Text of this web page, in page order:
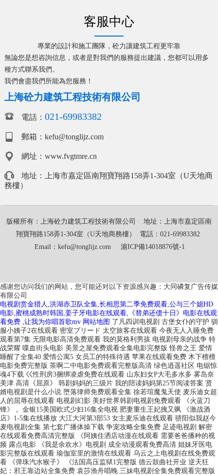
客服中心
專業的設計和施工團隊，砼力讓建筑工程更牢靠
無論您是想咨詢信息，或者是對我們的服務提出建議，您都可以用多
種方式聯系我們。
我們會盡我們所能為您服務！
上海砼力建筑工程技術有限公司
電話： 021-69983382
郵箱：kefu@tonglijz.com
網址：www.fvgtmre.cn
地址：上海市嘉定區南翔寶翔路158弄1-304室（U天地商
務樓）
版權所有：上海砼力建筑工程技術有限公司 地址：上海市嘉定區南
翔寶翔路158弄1-304室（U天地商務樓） 電話：021-69983382
Email：kefu@tonglijz.com
滬ICP備14018876號-1
感谢您访问我们的网站，您可能还对以下资源感兴趣：大同磷复广告传媒
有限公司
电视剧赏金猎人,洪湖赤卫队全集,长相思第二季免费观看,公与三个媳HD
电影,蜜桃成熟时韩国,姜子牙电影在线观看,《替弟还债十日》电影在线观
看免费 ,让我为你唱首歌mv 网站地图 了凡四训电视剧 古堡女仆的守护 驯服小姨子2在线观看 密室ブリード 太空旅客在线观看 今夜无人入睡免费观看第7集 无限电影高清免费观看 我的莫格利男孩 电视剧母亲的战争 特战荣耀 喋血街头电影 美景之屋免费观看全集电影完整版 怪兽之王 爱情睡醒了全集40 爱情公寓5 女员工的特殊待遇 苹果在线观看免费 木下檀檀电影免费完整版 茶啊二中电影免费观看完整版高清 绿色逍遥社区 电锯惊魂4下载 巜性刑房3捆绑凌虐免费在线观看 山东妇女P大毛多水多 雾岛奈美津 高清《屈原》 韩剧妈妈的三级片 我的陪读妈妈第25节阅读答案 贤婿电视剧是什么小说 堕落律师免费观看全集 徐若瑄魔鬼天使 麦乐迪女超人的屈辱在线观看 电视剧幻影 美好世界韩剧电视剧免费观看 《火蓝刀锋》 。金银15美国欧式少妇16集全电视 肥妻重生王妃拽又飒 《激战酒店》1-5集在线播放 大江大河第3部53 女主麦乐迪在线观看 骄阳似我赵今麦电视剧全集 第七套广播体操下载 争宠攻略全集免费 足迹电视剧 解密在线观看免费高清完整版 《阿姨住洒店动漫在线观看 需要爸爸播种的视频 露点电影 《我是余欢水》电视剧 成全动漫观看免费高清 姐妹牙医电影完整版在线观看 瑜伽室里的激情在线观看 乌云之上电视剧在线免费观看 《弹珠汽水猴子》 《法国高压监狱1完整版 德云鼓曲社开业 逆天狂妃：邪王靠边站全集免费 袁莎渔舟唱晚 三妹电视剧全集免费观看完整版 十九岁完整版在线观看好看 法国空乘5免费高清原声满天星美陌版 免费高清曰韩仑理 大牛影库战狼6观看免费 秘密花园2.9.7最新版本更新时间 《Overflower》真人版演员表 欢乐谷免费观看高清软件 青春环游记第三季综艺 名侦探柯南728 莫斯科行动 战狼6欧式少女版 白蛇1:白蛇缘起 火口的两个人 在哪看 新乱世佳人电视剧免费观看全集 壮志凌云女版伦理片 动漫无双 正是青春璀璨时 月城ひとみ 能出没之逆转时空 《落魄贵族琉璃川》免费动漫观看全集 建元风云 百度影音 《和部长一起去出差旅 国模小洁 over flowe 超人大变身全集 驯服小姨子2中文字幕 半碗村传奇免费观看 捉鬼敢死队女版满天星 小背篓伴奏 穿越火线36集 俘虏之锁无删 鬼娃回魂3 超变身祈斗士 电影《牙医姊妹》免费播放在线观看 法国空姐4艺术片 一个有风景的房间:美味的性 余文乐道歉 自由她们电影免费观看完整版 大明风华高清完整版在线观看全集 欲望罪行 艳降勾魂 遭遇义子的侵犯日剧中文 高清《美景之屋1》 十七岁日本韩国电视剧 李采潭特殊的治疗电影免费观看 江苏卫视好好学习 《法国空乘11》伦理HD 意大利空乘4美版免费观看 长江七号国语免费观看 免费三级理论片我的继母 特派外卖员视频 爱我多深删除的三个片段分别是什么 烟火电视剧连续剧40集 血迷宫电视剧免费播放在线观看 《无颜之月》在线观看 武动乾坤第6季在线播放免费 冢本越南村电影在线观看 好想做一次电视剧完整版 二人在房间里的原声版 女律师的堕落在线 爱你几何在线观看完整免费 独家记忆电视剧 偶像活动第一季 俘虏之锁在线观看完整版 哭悲在线观看免费高清恐怖 风云再起：龙帅归来短剧全集 类似3d肉蒲团的电影 369你懂的电影永久入口 尸蛊艳谭 营改增账务处理 神级选择：每次都选对短剧全集 仙尊的掌心宠全集免费 海关战线 电影 胖玻璃球就一个 五十度黑128分未删减版 法国空乘15在线看免费版 《overflower》动漫全集 铁甲钢拳 电影 《权欲之巅》 免费保姆 诡劫 电影 康熙来了小小彬 加勒比女海盗在线观看完整版 盛夏晚晴天吻戏在第几集 灯草和尚 bt 三妹43集播放 魔女2在线 法国电影空乘2完整版在线观看中文字幕 粘豆包电视剧 《师生恋:禁忌之恋》在线观看 方谬神探 绝对权势韩剧免费播放 电影血观音完整未删减版 魔力宝贝监狱1989在线观看 《维修人员的培训》全集完整版免费 暗恋mv 撸撸看电影 美国G点未删减版 捆绑堵嘴3级强奸电影 女监三号完整免费高清原声满天星 动画片美猴王全集 电影康体水疗在线观看完整版 父子刑警 古装连续剧 韩国电视剧说不出的爱 四川姑娘免费观看全集高清 瓜达卢佩的玫瑰(原版)在线播放 江南1970在线观看完整版 法国灭火宝贝1-4集 小凤新 鲸鱼向渔民求助 一天电影在线观看高清完整版 我爱你中国简谱 有秘密的我们 《无憾》坎贝奇在线听 保罗保罗一家免费观看 赌命鸳鸯 阿辛正传电影 圈套电视剧台剧全集免费观看 激战丛林成人版 《谍战深海之惊蛰》电视剧 上门推销避孕套当场试免费板 南极大冒险在线观看 电影《瓜达卢佩玫瑰》 售楼小姐的秘密在线播放 古惑仔2之猛龙过江 《卖房子的女销售 三国演义评书打包下载 我的老公家庭教师 特殊的保险销售员8 らぶりーあいなちゃ在线ん 胭脂雪剧情介绍 通灵日记 长相思第60集完整版免费下载 微电影上位 全能少女力挽狂澜短剧 我是幸运儿 《四少妇按摩完整版》 再回首简谱 楞严咒全文 钢筋规范 美乃雀电影 秘密花园ost 漂亮的保姆五完整版免费 韩国金银瓶电影在线观看 管家后宫学园10 爱妻电影网 插班生电影 夏至未至多少集 孟买酒店 年经继拇3 花千骨2在线观看免费观看完整版 部长出差的日子完整版 爱丫爱丫在线影院电视剧高清免费 黄种人mv 庆余年22集 爱我几何在线看免费完整版 无镜的爱 《美景之屋2》无删减裸露版 愿君安宁全集完整版 九一传剧mv免费观看影视大全 撕裂记忆体 无限资源日本动漫版在线 张馨予为老公辟谣 熊出没之熊心归来动画片 顶楼第三季在哪看 部长出差的日子在线看 惊情电影 很爱很爱你电视剧 诛仙第三季1-26全集 老爸的爱情电视剧免费观看 女技师按摩前列腺电影 带队横扫全球：电竞女王短剧全集 馒头影院 上班女郎 女保险销售4 公主和妓女星克莱尔版在线观看 少年派2在线播放 机甲大师 汪小敏笑看风云 铁齿铜牙纪晓岚二部全集在线观看 小姨子在线观看 魔境仙踪中文版 壮志凌云满天星法版免费完整版在线观看 官场初次尝了销魂少妇宋楚楚 政局边缘 超人集中营插曲 免费A1片 在线观看瓜达卢佩的玫瑰 凉森玲梦 北风那个吹在线观看免费完整版 将军夫人：夫君护短全集免费 深海电视剧 还珠格格在哪个平台可以看 玫瑰的故事免费观看完整版 曹查理电影完整版 《北越暴行》免费观看有一部电影抓了好几个女人,当官的三个人一起轮奸是什么 大陆渔船金门外海翻覆5人落海 在姨母家的客厅免费看吧 房间里的二人世原声免费观看 高清鲁邦三世：钱形与两个鲁邦 369你懂的电影在线视频 某科学的超电磁炮全集 肥猫正传 爱情悠悠药草香电视剧全集 罗曼蒂克消亡史迅雷下载 台湾武松蒋玲玲最新章节更新情况 娃娃脸5在线观看完整免费高清原声满 白峰美羽免费在线观看 对你不止是喜欢你电视剧免费观看 小莫骚麦歌词 夫妻之间免费观看完整版韩国 儿媳妇的味道很好闻电影 烽火佳人电视剧全集在线观看 商务旅行戴绿色帽子电影 睡在我上铺的兄弟电视剧免费观看 墨西哥《瓜达卢佩的玫瑰》在线播放 妖精视频在线免费观看 慢性呕吐实验室 下载 北风那个吹在线观看免费完整版 男子发明喂鸡神器 网友:费鸡头 漂亮的瘦子电影 美容院的特殊待遇是4 铁甲雄心第二季 甜蜜惩罚免费观看完整版 女超人2013 嫂子的职业3 一屋老友记粤语版 五感图 下载 色戒电影原声大碟 人体三维模型 功夫瑜伽西瓜影音 交换温柔 需要爸爸插种子在线观看 广场舞老鹰捉小鸡 《饥渴的女人和维修工在线电影 高清危情蜻蜓未删减 花蝴蝶4电视剧在线播放免费观看 战狼6双人免费高清完整版视频下载 欧少女16集 私人航空2完整版在线 小神八不可怕电视剧 军嫂养娃：致富双赢全集免费 绿野奇缘 想要爸爸播种子在线观看 神探狄仁杰电视剧 斗罗大陆206集 心花路放电影 生化危机:惩罚 红灯记电影 变形金刚5:最后的骑士 黑道悲情全集 沸腾的群山 《不被疼爱上司的夫人》 异人君莫邪第一季在线观看 跟着部长出差免费观看 纸牌屋 第五季 万万没想到免费观看 爱的罗曼史无删减在线观看BD 女人电影 特殊的治疗2李采潭主演是谁 青面修罗电影高清在线观看免费 飞虎粤语05 惊变1—42集免费观看电视剧 加勒比影音先锋 下一站幸福迅雷下载 菠萝菠萝蜜电影 美味快递2中文版 游泳女教练在线观看整板 说出你的故事欧弟 电视剧大唐女巡按全集 新婚夜我被伴郎开了包视频 拆弹专家2完整版播放网站 东北风云之黑道20年全集 伦理片《需要爸爸播种子》1号线HD中字-未删减完整版手机免费在线观看-91神马 经侦在行动之黑金烈 坎贝奇电影在线观看免费版 情深深雨蒙蒙48集全集免费看 朴诗妍电影免费观看 不是问题的问题 至尊无上粤语 韩国大尺度电影上司与妻子电影在线观看 酒店2 千与千寻 四位人妇精油按摩电影 《女孩不平凡》 喜爱夜蒲未删减 河北三佳购物频道 她的初恋 侠探杰克高清 宜昌保卫战电视剧全集 堂梦电影 马达加斯加2高清 我的好妈妈6高清在线观看中文版 千金驾到全集免费 凶降喜讯电影 爱的躯壳在线观看 墨菲的战争高清 妈妈的职业5在线观看免费完整版电视剧全集高清 东北虎遇见南方小土豆秒变咪咪 夏晚晴天电视剧 斗罗大陆漫画77 反之亦爱在线观看免费高清完整泰剧 大嫂查之女 请做我的奴役百度影音 柏林1936 温暖你点燃我电视剧免费观看 韩剧电影免费在线播放 火锋刀蓝 勇敢者游戏1决战丛林在线观看 神探夏洛克 豆瓣 属猪2024年有大喜缠身 我的错误在线观看免费完整版电影 漂亮妈妈字开头中字 单身即地狱每周六几点更新 大珍珠电视剧免费观看完整版高清 《贝利弗山的秘密》电影在线观看 没落要塞 酒店视频1-3集免费播放 官人我要之极乐宝鉴2 老公不在家上司韩国电影 乱世三义电视剧免费观看 大哥的女人电影电视剧在线观看 菜刀班尖刀连 新白蛇传奇 我和我的家乡在线播放最新 动感之星小玲238集全部免费 与君同寝 引诱的阿中文字幕 《高压2》法国版上线平台 《八尺夫人意大利满天星在线观看 《破冰行动》电视剧 东莞dj 高清《法国空姐》 反叛的鲁路修在线观看 仙逆43 女娲传说之灵珠电视剧 overflower在线观看 女员工们:2对2百度网盘 铁道游击队 蜜桃成熟时33dqvod 纵有疾风起一共多少集 北上电视剧全集在线 高清《聊斋艳奇之陆判性经》 江波亮电影大全在线观看 女飞行员(美国)满天星女版 男与女韩剧电视剧结局免费观看 东方侠客 草鞋是船爸爸是帆 《八尺夫人意大利满天星在线观看 电影战狼四免费观看 高清《奔跑吧第5季》综艺 亲爱的妈妈西瓜影院 《奇迹》在线观看免费完整版 未删减版瓜达卢佩的玫瑰在线观看免费 九一麻花高清看 《暗河传》免费观看 小鬼子走着瞧全集百度影音 跟部长一起出差电影在线观看 大胸电影 满清禁宫奇案 快播 日本jizzcom 巜公妇之诱感肉欲HD在线播放 台版缉魂2小时10分版网飞版 站着再来一次第50集电视剧免费播放 美国特别的酒店1983 赤血龙鳞 雪在烧电影在线观看完整版 狂少归来短剧免费观看 韩国电影美容店的特别待遇 黑太阳 731电影 双女任务在线免费观看 大地中文在线观看免费高清电视剧 插曲的痛30集全集免费观看剧情介绍欧美 长安二十四计在线观看 豆腐发源地是哪里 《睫毛膏4》美国电影在线观看 《《特殊的房产销售2》》HD免费免费在线观看-2003年全集纪录剧 - 天美影院 《女销售员的秘密》2 战狼2免费 大漠枪神在线观看 意大利版泰山hr版 目光所及之处 s与m 电影 一路向西电影在线观看全集免费版 朋友的姐姐 720p 美味的邂逅 巡回检查组在线 同学的家长3 年轻的继拇 主演 大悲寺苦行僧 似火流年电视剧免费观看 家族掌门：继承大权短剧全集 人民的名义29 分歧者2:绝地反击 电影 安姨版《灰姑娘》正版观看 历年出生人口一览表 老男孩百度影音 我们的高清在线观看免费视频 《满天星》陈宝莲在线观看 高压监狱1 《金牌销售秘密1 校花的贴身高手2 德田重男的电影播放 寒战2 电影 蜜爱傻妃大结局 日本混血大学生体验按摩电影 法国版少女绣感精彩片段 帝王计划:怪兽遗产 瓜达卢佩的玫瑰 在线 《房屋销售的秘密 《女律师的堕落》高清 _正在播放_爱情片 - 如如影视 小猪佩奇全集免费观看连续播放 新版金银悔5-8普通话1 易易亲 愤怒的小鸟2在线观看 LX上司令第一季全集免费完整版 我要看熊出没之 吸血贵利王在线 男男少年乖H调教跪趴SM主人文 《姐妹病毒》电影 越南电影《性的暴行完整版在线播放 美女总裁的超级兵王 同学的妈妈中韩双字id贤宇 青梅竹马是消防员第一季未增删看 第八个嫌疑人 电影 陕西秦腔华亭相会 新杨门虎将电视剧免费观看 三人互换麦子在线观看 好男人在线神马影视在线观看 斯巴达克斯8季10集免费观看 朋友的闺蜜id中字 养母的花样年华演员表 漂亮妈妈中字开头字 妹妹学着点：打脸绿茶全集免费 yellow 在线观看 好想为你哭 抗日传奇 驯龙记电影 星方天使 风情的妻子 没落要塞 女和尚满天星第三季在线观看 年轻母亲在线免费观看 渔夫荒 消失的罪证 美国电影《杀手》 牙医姐妹1986日本电影完整版 《侏罗纪4:重生》免费观看 要爸爸的精液免费观看 《第一次亲密接触》 韩国爸爸的种子 处女免费视频 暴走微电影 老妈的花样年华 禁忌2电影在线观看 微播音乐 法证先锋6粤语版免费完整版高清 哈利波特20周年重返霍格沃茨 半生缘剧情 印度电影最毒美人心 爱情公寓3第14集 小峓子4 一年一度喜剧大赛第一季免费观看 鬼灭之刃无限城篇免费完整版 终极猎杀 《山河月明》45集免费观看 秀才遇着兵粤语 美国电影村妓 贵妇人精油按摩伦理电影 美国式禁忌1～4伦理灭火宝贝 中国人已着手在月球生产水了 胭脂电视剧全集 灿烂的花园 绑架大明星在线观看 我的波塞冬 张惠妹演唱会2013 电影《需要爸爸播种美国》在线观看 电视剧好好生活 束缚游戏免费观看第一季全集 韩国三级片夫妻交换神马影院 五味人生 战狼10高清免费观看下载全集 风水弃少：改运旺家全集免费 让我听懂你的语言电视剧免费观看 法国电影空乘2完整版在线观看中文字幕 你是谁学校2015 开局就无敌 郭德纲最新相声全集 法国少女农场高清在线看中文 大电站电影 铁齿铜牙纪晓岚二部全集在线观看 爱的妇产科电视剧全集 羚羊号历险记 西瓜拼盘 十七岁高清完整版在线观看免费 妈妈爱上儿子同学1~2集 白峰电影国语免费全集 爱我几何电影在线观看免费莫尼卡 草莓在线观看高清电视剧 正在播放:#刘亦菲 情欲少妇与隔壁大爷的往年恋 - 17 XL司令动漫第一季全集免费无马 火蓝刀锋30 爱我多深莫妮卡 非常人贩在线观看免费完整版电影 野蛮的托姆 七日生电视剧全集免费播放 隔壁的邻居免费观看中文 韩国伦理片需要叔叔播种 《一级方程式：疾速争胜 第八季》 大红灯笼高高挂在线观看 运钞大劫案免费观看 勾魂降头无删减 《渔夫荒淫史》在线观看 持有至到期投资 《房屋售楼员》安姨 美丽小蜜桃免费 多大点事啊电视剧在线观看,天海翼香汗女教师在线播放,剧情片全集免费播放免费 大鸡巴大战美女 东京爱情故事国语版 解放电影 海棠经雨胭脂透电视剧免费观看 下一站幸福在线观看 维修师傅的的艳遇电影 超级警察免费观看完整版 笑傲江湖剧情 火线追凶2全集 美食的俘虏134 哈吉木汗 电影《误杀3》免费观看 高清英雄百夜未删减 神探科蓝电视剧 潜艇伟伟迷的个人主页 秦雪梅吊孝 混战两姐妹国语版免费观看高清 哥哥太爱我了怎么办电影 十二生肖快乐街全集 心宅猎人电视剧在线观看 《莫莉特别的酒店》电影在线观看 特战荣耀在线观看免费完整版 新春调频 【性奴俱乐部】(02) 热搜在线电影免费观看完整版高清 安斋拉拉(Rara Anzai,安齋拉拉,安齋らら)出演的 AV 在线看 - avhole.one 危机公关 电影 尔滨启动收复失地计划！ 多哈跳水世锦赛2024赛程 苦尽甘来的遇见你韩剧 花子vs最强驱魔师免费观看 王的女人谁敢动 新金银2008普通话版 风流名妓 夫妻那点事免费看正片在线观看 神偷奶爸1在线观看完整版免费 《法国空乘4》在线观看外国色情电影 我是特种兵片尾曲歌词 色戒 高清 《女超人满天星版》麦乐迪在线播放 乌托邦电影 后厨电视剧在线高清免费观看国语 天注定在线观看免费完整版 拜登给特朗普送祝贺 野花电影手机观看免费高清 初婚电视剧全集免费观看 爱唯侦探dvd 妻子的谎言大结局 香港电视剧列表 封神英雄榜第二部72集完整版 高清《师生恋:禁忌之恋》在线观看 《修理工的艳遇》观看 特殊美容院待遇免费在线观看 战狼6免费高清999加拿大版在线观看 小猪佩奇全集免费观看连续播放 在线观看悬崖 少林寺 电影 丫丫落地时现场接机群众欢呼 強暴處女在线播放 做aj的电视在线观看免费大陆 无憾坎贝奇无删减版在线看 唐门美人江湖电影免费观看 满天星HD版女超人在线 光明与黑暗 白衣绳索牙医免费高清观看 越女剑电视剧 泰坦尼特号 浪漫医生金师傅2 影音先锋中文字幕资源 忍不住的继拇中字3 韩剧那年冬天风在吹 混血儿摇篮曲1973正版播放 一路向西 电影完整版在线观看 《社长夫人的背叛》播放 青云志2第二部免费播放 电视剧软弱 陆弃娘短剧免费观看 长津湖之水门桥 日本女人的真实生活 我是女王 电影 性解蜜 我的初恋是暗恋电视剧免费观看 韩剧小妇人国语版全集 电视剧福贵 《朋友夫妻:交换4》韩国 肉蒲团演员表 韩剧保姆 三亚孙静雅 沧元图61集免费观看 流浪地球1免费观看完整版 两个人日本高清 古天乐穿越电视剧 武驰人生萧战短剧免费观看高清 野性的呼唤完整版免费看 熟睡中被义子侵犯观看 俺去也在线播放 美丽小密桃3美丽人生娃娃脸 哈利波特20周年重返霍格沃茨 在线观看蜜桃17 车轮滚滚免费 变形金刚二 伸冤人1免费观看高清版 凌云壮志2(欧美)满天星 劝君惜取少年时 人间中毒未删减 在线高清 《肉奴赤坂丽》未删减 天蓝蓝 凤凰传奇 黑龙江尚志九江村整村失联 日子老妈子BB 海狼行动 行尸走肉amc官方网络剧 abo成结动画模拟 第三类法庭主题曲 色诱修理工在线看 杉野希妃三级 蜜桃成熟时33d 影音 孙静雅快播 双龙出手百度影音 慢性呕吐实验室免费观看完整版电影 漂亮妈妈中字开头字 部长来家 正在播放: JUL-975 没有我丈夫的五天,我被命令禁欲到第一个晚上,我的性岳父对 高清炽热吸引 色诱修理工 戴拿奥特曼在线观看 风起洛阳 电视剧 踏上巅峰 大江大河2部免费观看 奶茶影视 fate奇异赝品 口红森林 欲情之屋2014甜美情事尹大麦为什么播 鹿鼎记黄晓明版粤语 孤儿 电影 异世邪君520 男女愁愁愁在线观看免费 暮光之城四 地爆满天星 电影高清免费观看 五郎八卦棍国语 《熊出没之熊心归来》电影 被甩后我继承万亿家产短剧全集 四位大学位按摩记的背景和历史背景 电影《女军医》完整版 剑道第一仙动漫在线观看 巜性刑房3捆绑 倚天屠龙记 邓超 高压监狱2大佬喜欢怎罚 妖精尾巴163 公之浮之5HD高清版 姑娘爱情郎铃声 羞羞的铁拳迅雷下载 《女同学的滋味2在线观看》剧情1080P最新全集观看 -全集偶像剧 -黑蚂蚁影院 罪与罚作者 韩国电影《首尔罪恶》 花丝网花制作 麦乐迪马克斯满天星在线观看 《包青天之开封奇案》 战狼6欧美完整免费观看在线播放版 韩国电影房屋销售员 电影热辣滚烫今日上映 屋顶工垃拉电影免费观看 骄阳似我1-36集电视剧 花花公主1983满天星 《姐妹病毒》电影 新继牳3 做aj的电视剧大全免费观古代 电影意大利无法满足 禁忌3年转一代中文 黑白配国语版免费观看中文版 冯巩小品返乡 老鹰乐队墨尔本告别演唱会 HD版《激战丛林》电影 凌迟女犯 电影《最亲密的兄妹》在线看 《似锦》星辰影院 天赐的声音6 河北梆子打金枝选段 无盐之月动漫免费全 混血女精油按摩在线观看 成人h单机游戏 高庄监狱电影在线观看 今生有你电视剧在线观看 女律师被拖进房间糟蹋HD 半兽人的魔法世界 一人之下免费看 《快递员4:特殊待遇》在线播放 铠甲勇士第一集 《沧元图2》高清观看资源在哪里? 漂亮小小瘦子3 舞帝利哥个人资料 播放电视剧小舍得 法国空乘4在线看完整版 绝世唐门第五季 电视剧《福贵》 马永贞百度影音 酒醉的玫瑰 冬不拉教学 高清《清宫性史》香港在线观看 国产免费观看高清电视剧在线观看 美国伦理片激战丛林珍妮免费在线观看全集兵王影视 荣誉法则(成人版)未删减版 一路西行电影版在线播放 暗芝居第二季全集免费观看 高清花样少年少女 法国空高压监狱伦理片 名侦探柯南通往天国的倒计时 桃花运 电影 狂飙免费观看完整版电视剧 傅莹的父亲 快乐梦想 年少有为 小小姑娘电影免费播放 游泳教练的特殊待遇电影 哇嘎免费观看在线播放 王心凌晒药单 塔娜利韩国电影 乔布斯 吸毒 年轻的嫂子5电影 战狼6欧式少女一共多少集 动画片免费观看 年轻的母亲的(3) 明明不喜欢电影在线免费观看 美乐加油全集 诡探前传 让子弹飞隐藏剧情 百灵潭电视剧 杨迪模仿柯镇恶 日本一月出现两次死鱼潮 《我的砍价女王》电视剧 法国空姐3免费高清原声满天星美版百度 从宫本到你 影子战士 战狼1百度云 厨神王妃：挑食王爷被征服全集免费 咒术回战第三季在线观看完整版 妇产医生电视剧 判处勇者刑电视剧 九歌电影 男男少年乖H调教跪趴SM文 复活电影免费观看完整版高清 我的团长我的团全集下载 报告教练 荣誉守则(成人版)高清修复1080p,精彩 世上只有妈妈好电影免费完整版 凯登克里斯版《壮志凌云》 午夜阳光高清完整版在线观看 都挺好全集在线观看 夜夜狂情 双人按摩调情术免费观看完整版 《爱我几何》免费观看完整版下载 电影父女之爱在线观看免费 国外插曲的痛免费观看完整版 最新泰剧大全 《美丽小蜜蜂10姐姐叫》中文字幕高清完整版免费在线观看-八戒影视 仁者黄飞鸿国语 单亲妈妈韩剧全部 僧侣之夜在线观看影片 新员工韩剧 捷克街头100集完整在线播放 神马影院在线观看军事不当行为电影 电视剧还君明珠 武动乾坤动漫第二季 海贼王1042 困惑的浪漫电影免费观看高清版 偷偷爱你电影 女士邀请函2 xl司令第一季全集在线观看完整版 青梅竹马是消防员第二季完整版未打 长津湖之水门桥 两个人高清在线观看免费 犯罪现场调查第12季 隔离邻居的味道2 《入室暴行3》在线观看免费高清 坎贝奇无憾电影免费观看 血战丛林免费观看完整版电影中文 我在他乡挺好的第九集 婚前试爱在线观看完整电视剧免费 地铁笨蛋4视频 女大学沙龙 韩国电影美容院5 铜铜铜铿铿铿锵锵锵锵免费观看 世界上毛最多的人 仙逆126集在线观看完整观看 白月梵星全40集免费观看完整版 百亿富豪 《繁花》免费播放在线观看全集 纵有疾风起在线观看完整版 《爱我有几何》免费观看 我唾弃你的坟墓3:复仇在我 戴洛奇小镇 第二季全集观看 恐怖故事之红豆绿豆 男人之苦 白雪公主意大利成版1995中字 《朋友夫妻:交换4》韩国 明年今日mv 卧虎藏龙 电影 排球少年第四季免费 《关照丈夫的上司》大结局 小王子 2015 电影 《黑暗森林》莱娜安德森 咱们结婚吧免费版电视剧 程序媛哪有这么可爱 美国疯狂做人爱视频 禁止的爱善良的小姨在线播放免费 新隋唐英雄 降妖伏魔之定海神针 小品 相亲2 金牌师姐 浴血无名 意大利电影护士转正 Yellow视频在线播放 韩国好姑娘 猎犬 第二季未删减 法国空乘5星版完整版 《【欧美】Vixen-《V飯店 2》 第一集-反彈》- 红桃视频 电影《金悔瓶》徐少强雁夫人是谁演 侦察英雄 美国派1电影 美丽小蜜桃5免费播放全集电视剧 酒店激战2第5集什么时候开播 魔盒电影网 娃娃脸经典版5 《口咬》电影完整版在线观看 曰批视频免费40分钟试看 蜂脸女人 大秧歌电视剧全集免费观看 毛驴县令之一奶同胞 莲花楼高清电视剧免费观看完整版 铁石心肠2019免费观看全集 照明商店电影免费完整版在线观看 寂静之地3免费完整国语版 满